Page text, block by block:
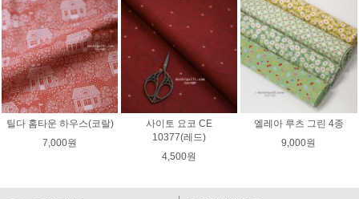
틸다 홈타운 하우스(코랄)
7,000원
사이토 요코 CE
10377(레드)
4,500원
엘레아 루츠 그린 4종
9,000원